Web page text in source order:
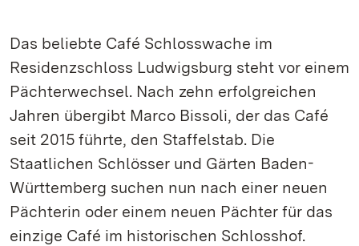
Das beliebte Café Schlosswache im
Residenzschloss Ludwigsburg steht vor einem
Pächterwechsel. Nach zehn erfolgreichen
Jahren übergibt Marco Bissoli, der das Café
seit 2015 führte, den Staffelstab. Die
Staatlichen Schlösser und Gärten Baden-
Württemberg suchen nun nach einer neuen
Pächterin oder einem neuen Pächter für das
einzige Café im historischen Schlosshof.